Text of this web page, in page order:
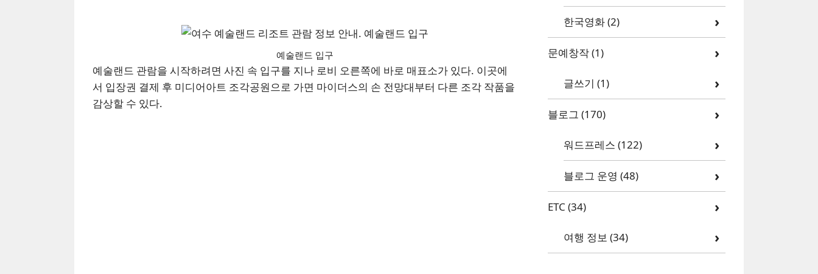
예술랜드 입구
예술랜드 관람을 시작하려면 사진 속 입구를 지나 로비 오른쪽에 바로 매표소가 있다. 이곳에
서 입장권 결제 후 미디어아트 조각공원으로 가면 마이더스의 손 전망대부터 다른 조각 작품을
감상할 수 있다.
한국영화(2)
문예창작(1)
글쓰기 (1)
블로그 (170)
워드프레스 (122)
블로그 운영 (48)
ETC (34)
여행 정보 (34)